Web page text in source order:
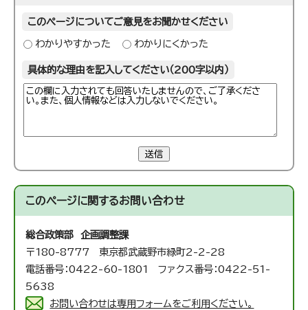
このページについてご意見をお聞かせください
わかりやすかった わかりにくかった
具体的な理由を記入してください（200字以内）
送信
このページに関するお問い合わせ
総合政策部 企画調整課
〒180-8777 東京都武蔵野市緑町2-2-28
電話番号：0422-60-1801 ファクス番号：0422-51-
5638
お問い合わせは専用フォームをご利用ください。